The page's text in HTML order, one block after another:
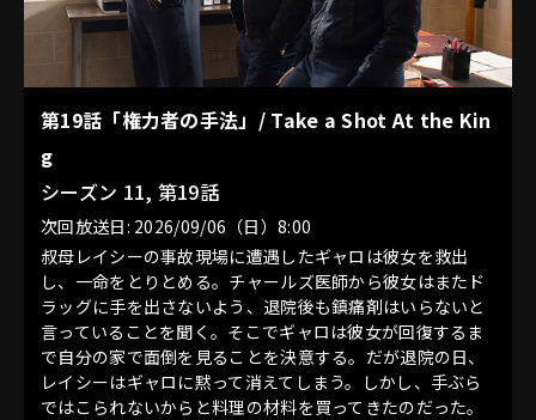
第19話「権力者の手法」/ Take a Shot At the Kin
g
シーズン 11, 第19話
次回放送日: 2026/09/06（日）8:00
叔母レイシーの事故現場に遭遇したギャロは彼女を救出
し、一命をとりとめる。チャールズ医師から彼女はまたド
ラッグに手を出さないよう、退院後も鎮痛剤はいらないと
言っていることを聞く。そこでギャロは彼女が回復するま
で自分の家で面倒を見ることを決意する。だが退院の日、
レイシーはギャロに黙って消えてしまう。しかし、手ぶら
ではこられないからと料理の材料を買ってきたのだった。